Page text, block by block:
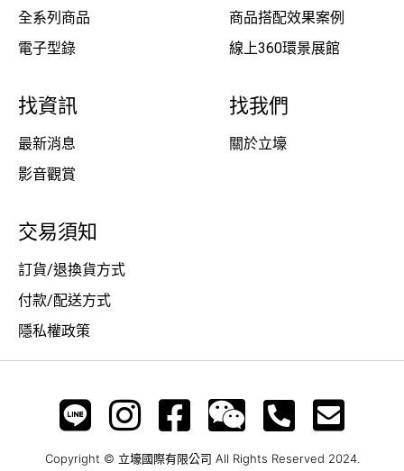
全系列商品
電子型錄
商品搭配效果案例
線上360環景展館
找資訊
最新消息
影音觀賞
找我們
關於立壕
交易須知
訂貨/退換貨方式
付款/配送方式
隱私權政策
Copyright © 立壕國際有限公司 All Rights Reserved 2024.